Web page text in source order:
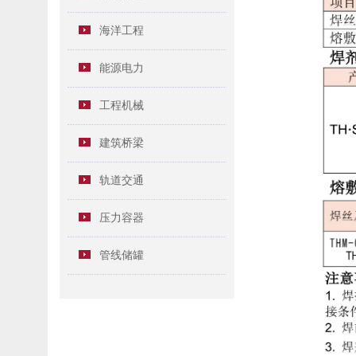
海洋工程
能源电力
工程机械
建筑桥梁
轨道交通
压力容器
管线储罐